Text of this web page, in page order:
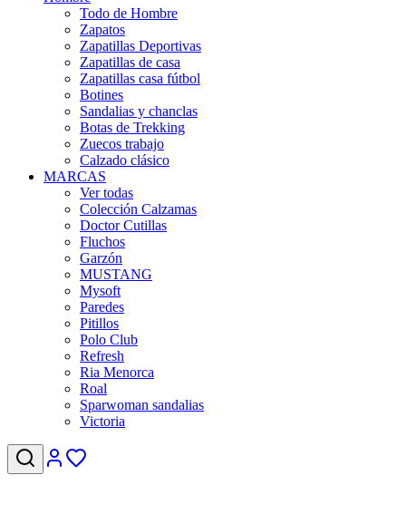
Todo de Hombre
Zapatos
Zapatillas Deportivas
Zapatillas de casa
Zapatillas casa fútbol
Botines
Sandalias y chanclas
Botas de Trekking
Zuecos trabajo
Calzado clásico
MARCAS
Ver todas
Colección Calzamas
Doctor Cutillas
Fluchos
Garzón
MUSTANG
Mysoft
Paredes
Pitillos
Polo Club
Refresh
Ria Menorca
Roal
Sparwoman sandalias
Victoria